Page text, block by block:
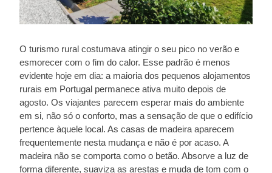
O turismo rural costumava atingir o seu pico no verão e
esmorecer com o fim do calor. Esse padrão é menos
evidente hoje em dia: a maioria dos pequenos alojamentos
rurais em Portugal permanece ativa muito depois de
agosto. Os viajantes parecem esperar mais do ambiente
em si, não só o conforto, mas a sensação de que o edifício
pertence àquele local. As casas de madeira aparecem
frequentemente nesta mudança e não é por acaso. A
madeira não se comporta como o betão. Absorve a luz de
forma diferente, suaviza as arestas e muda de tom com o